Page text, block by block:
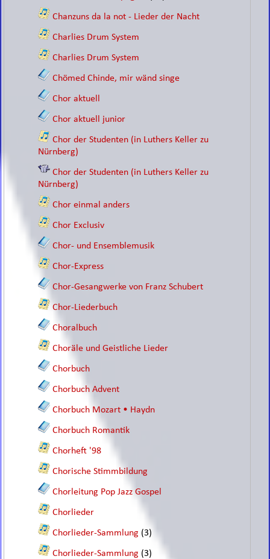
Chanzuns da la not - Lieder der Nacht
Charlies Drum System
Charlies Drum System
Chömed Chinde, mir wänd singe
Chor aktuell
Chor aktuell junior
Chor der Studenten (in Luthers Keller zu
Nürnberg)
Chor der Studenten (in Luthers Keller zu
Nürnberg)
Chor einmal anders
Chor Exclusiv
Chor- und Ensemblemusik
Chor-Express
Chor-Gesangwerke von Franz Schubert
Chor-Liederbuch
Choralbuch
Choräle und Geistliche Lieder
Chorbuch
Chorbuch Advent
Chorbuch Mozart • Haydn
Chorbuch Romantik
Chorheft '98
Chorische Stimmbildung
Chorleitung Pop Jazz Gospel
Chorlieder
Chorlieder-Sammlung (3)
Chorlieder-Sammlung (3)